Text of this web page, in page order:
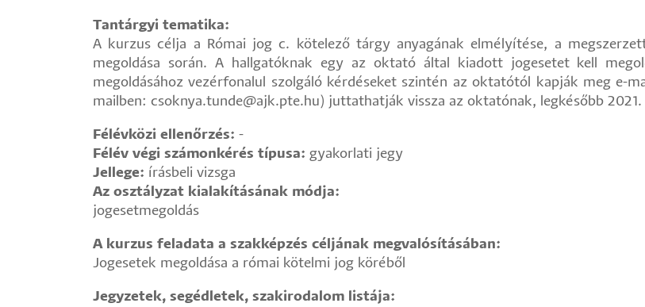
Tantárgyi tematika:
A kurzus célja a Római jog c. kötelező tárgy anyagának elmélyítése, a
megoldása során. A hallgatóknak egy az oktató által kiadott jogesetet kell
megoldásához vezérfonalul szolgáló kérdéseket szintén az oktatótól kapják meg e-
mailben: csoknya.tunde@ajk.pte.hu) juttathatják vissza az oktatónak, legkésőbb
Félévközi ellenőrzés: -
Félév végi számonkérés típusa: gyakorlati jegy
Jellege: írásbeli vizsga
Az osztályzat kialakításának módja:
jogesetmegoldás
A kurzus feladata a szakképzés céljának megvalósításában:
Jogesetek megoldása a római kötelmi jog köréből
Jegyzetek, segédletek, szakirodalom listája: